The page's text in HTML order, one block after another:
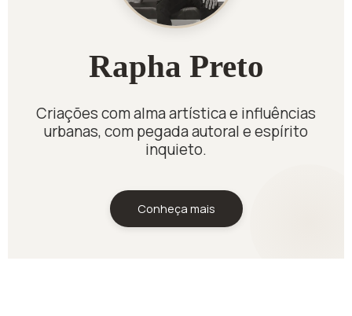
Rapha Preto
Criações com alma artística e influências
urbanas, com pegada autoral e espírito
inquieto.
Conheça mais